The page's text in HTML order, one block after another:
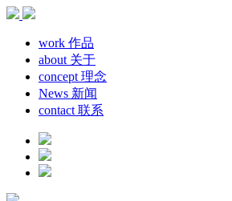
work 作品
about 关于
concept 理念
News 新闻
contact 联系